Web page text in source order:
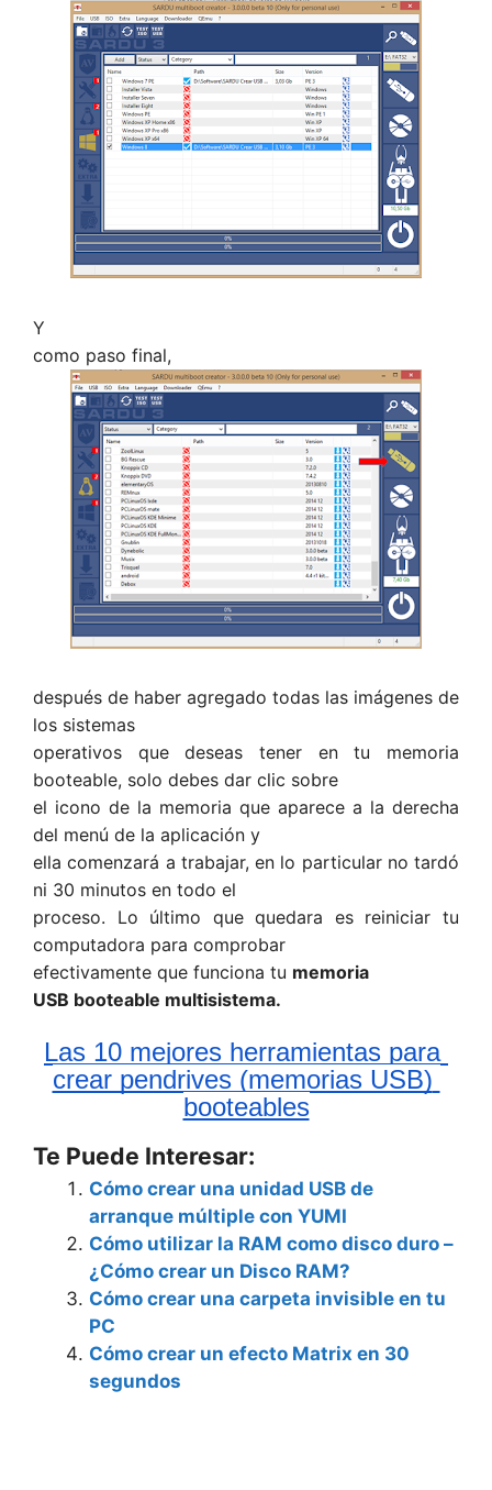
Y
como paso final,
después de haber agregado todas las imágenes de
los sistemas
operativos que deseas tener en tu memoria
booteable, solo debes dar clic sobre
el icono de la memoria que aparece a la derecha
del menú de la aplicación y
ella comenzará a trabajar, en lo particular no tardó
ni 30 minutos en todo el
proceso. Lo último que quedara es reiniciar tu
computadora para comprobar
efectivamente que funciona tu memoria
USB booteable multisistema.
Las 10 mejores herramientas para
crear pendrives (memorias USB)
booteables
Te Puede Interesar:
Cómo crear una unidad USB de
arranque múltiple con YUMI
Cómo utilizar la RAM como disco duro –
¿Cómo crear un Disco RAM?
Cómo crear una carpeta invisible en tu
PC
Cómo crear un efecto Matrix en 30
segundos